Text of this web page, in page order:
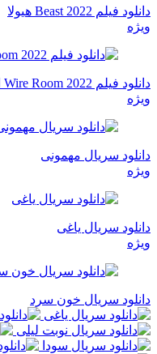
دانلود فیلم Beast 2022 هیولا
ویژه
دانلود فیلم Wire Room 2022 اتاق شنود
ویژه
دانلود سریال مهمونی
ویژه
دانلود سریال یاغی
ویژه
دانلود سریال خون سرد